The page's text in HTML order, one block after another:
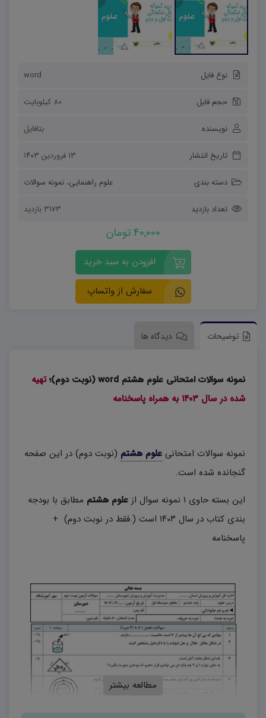
نوع فایل word
حجم فایل 80 کیلوبایت
نویسنده بتافایل
تاریخ انتشار ۱۳ فروردین ۱۴۰۳
دسته بندی علوم راهنمایی، نمونه سوالات
تعداد بازدید 3173 بازدید
40,000 تومان
افزودن به سبد خرید
سفارش از واتساپ
توضیحات دیدگاه ها
نمونه سوالات امتحانی علوم هشتم word (نوبت دوم)؛
تهیه
شده در سال ۱۴۰۳ به همراه پاسخنامه
نمونه سوالات امتحانی علوم هشتم (نوبت دوم) در این صفحه
گنجانده شده است.
این بسته حاوی ۱ نمونه سوال از
علوم هشتم مطابق با بودجه
بندی کتاب در سال ۱۴۰۳ است (.فقط در نوبت دوم) +
پاسخنامه
مطالعه بیشتر